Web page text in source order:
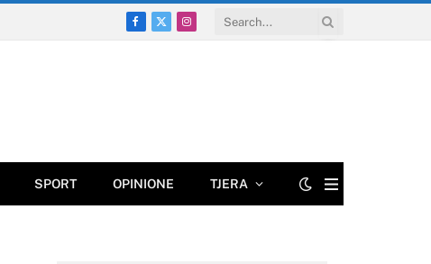
Facebook
X
Instagram
SPORT OPINIONE TJERA